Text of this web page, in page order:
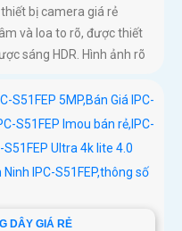
bị camera giá rẻ
và loa to rõ, được thiết
sáng HDR. Hình ảnh rõ
DÂY GIÁ RẺ